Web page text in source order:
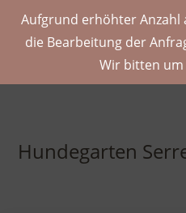
Aufgrund erhöhter Anzahl
die Bearbeitung der
Wir bitten
Hundegarten